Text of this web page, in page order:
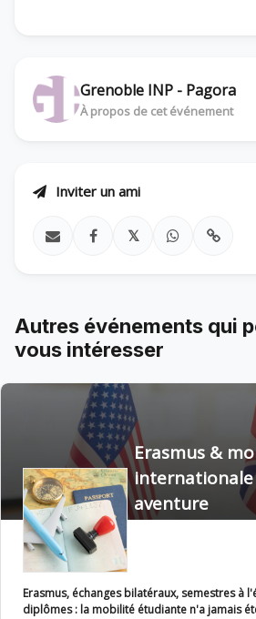
Grenoble INP - Pagora
À propos de cet événement
Inviter un ami
𝕏
Autres événements qui
vous intéresser
Erasmus &
aventure
Erasmus, échanges bilatéraux, semestres à
diplômes : la mobilité étudiante n'a jamais